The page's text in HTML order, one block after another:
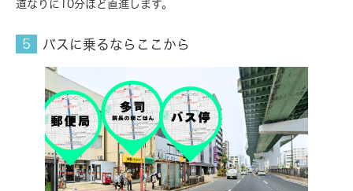
道なりに10分ほど直進します。
バスに乗るならここから